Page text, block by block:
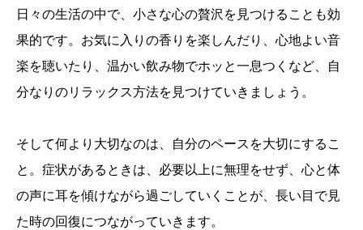
日々の生活の中で、小さな心の贅沢を見つけることも効
果的です。お気に入りの香りを楽しんだり、心地よい音
楽を聴いたり、温かい飲み物でホッと一息つくなど、自
分なりのリラックス方法を見つけていきましょう。
そして何より大切なのは、自分のペースを大切にするこ
と。症状があるときは、必要以上に無理をせず、心と体
の声に耳を傾けながら過ごしていくことが、長い目で見
た時の回復につながっていきます。